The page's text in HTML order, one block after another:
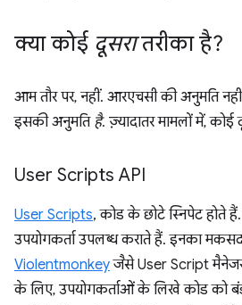
क्या कोई दूसरातरीका है?
आम तौर पर, नहीं. आरएचसी की अनुमति
इसकी अनुमति है. ज़्यादातर मामलों में, कोई
User Scripts API
User Scripts, कोड के छोटे स्निपेट होते
उपयोगकर्ता उपलब्ध कराते हैं. इनका
Violentmonkeyजैसे User Script
के लिए, उपयोगकर्ताओं के लिखे कोड को